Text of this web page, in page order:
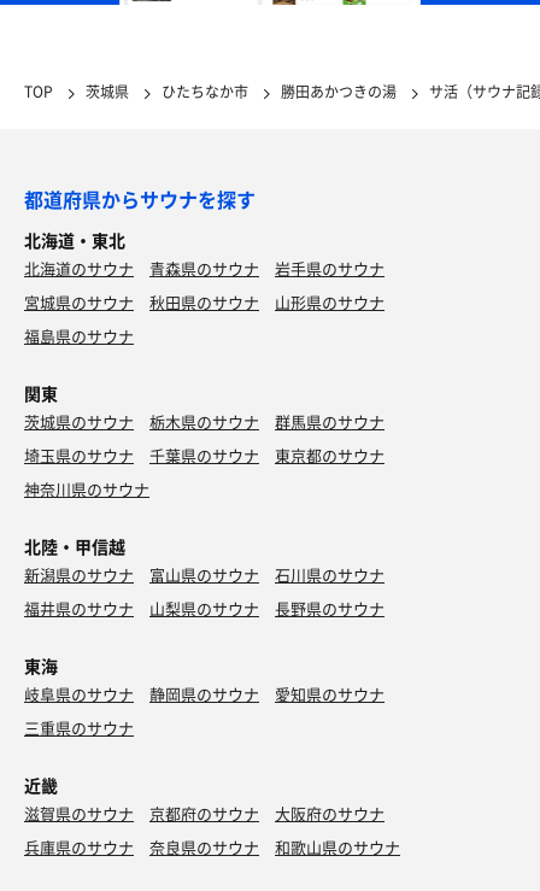
TOP 茨城県 ひたちなか市 勝田あかつきの湯 サ活（サウナ記
都道府県からサウナを探す
北海道・東北
北海道のサウナ 青森県のサウナ
岩手県のサウナ
宮城県のサウナ
秋田県のサウナ
山形県のサウナ
福島県のサウナ
関東
茨城県のサウナ 栃木県のサウナ
群馬県のサウナ
埼玉県のサウナ
千葉県のサウナ
東京都のサウナ
神奈川県のサウナ
北陸・甲信越
新潟県のサウナ 富山県のサウナ
石川県のサウナ
福井県のサウナ
山梨県のサウナ 長野県のサウナ
東海
岐阜県のサウナ 静岡県のサウナ
愛知県のサウナ
三重県のサウナ
近畿
滋賀県のサウナ 京都府のサウナ
大阪府のサウナ
兵庫県のサウナ
奈良県のサウナ 和歌山県のサウナ